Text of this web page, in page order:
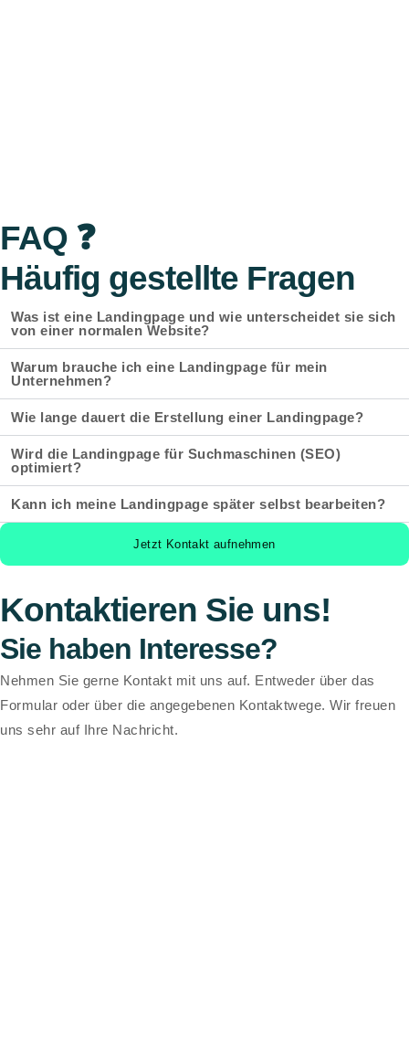
FAQ ❓
Häufig gestellte Fragen
Was ist eine Landingpage und wie unterscheidet sie sich
von einer normalen Website?
Warum brauche ich eine Landingpage für mein
Unternehmen?
Wie lange dauert die Erstellung einer Landingpage?
Wird die Landingpage für Suchmaschinen (SEO)
optimiert?
Kann ich meine Landingpage später selbst bearbeiten?
Jetzt Kontakt aufnehmen
Kontaktieren Sie uns!
Sie haben Interesse?
Nehmen Sie gerne Kontakt mit uns auf. Entweder über das
Formular oder über die angegebenen Kontaktwege. Wir freuen
uns sehr auf Ihre Nachricht.